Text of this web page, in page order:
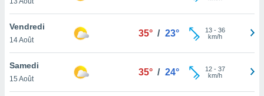
ainsi
un
la
du
Vendredi
14 Août
35° / 23° 13- 36
km/h
Samedi
15 Août
35° / 24° 12- 37
km/h